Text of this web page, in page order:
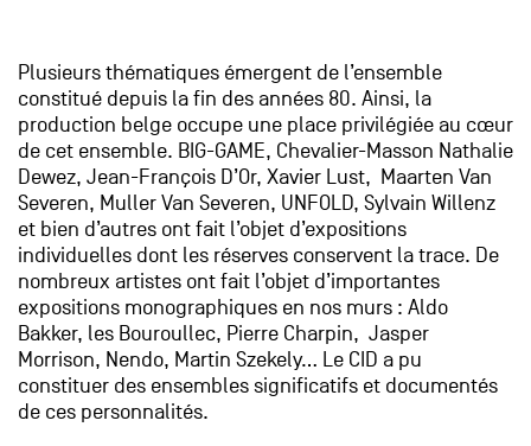
Plusieurs thématiques émergent de l’ensemble
constitué depuis la fin des années 80. Ainsi, la
production belge occupe une place privilégiée au cœur
de cet ensemble. BIG-GAME, Chevalier-Masson Nathalie
Dewez, Jean-François D’Or, Xavier Lust, Maarten Van
Severen, Muller Van Severen, UNFOLD, Sylvain Willenz
et bien d’autres ont fait l’objet d’expositions
individuelles dont les réserves conservent la trace. De
nombreux artistes ont fait l’objet d’importantes
expositions monographiques en nos murs : Aldo
Bakker, les Bouroullec, Pierre Charpin, Jasper
Morrison, Nendo, Martin Szekely… Le CID a pu
constituer des ensembles significatifs et documentés
de ces personnalités.